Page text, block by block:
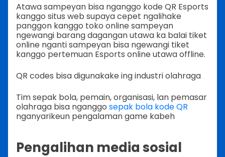
Atawa sampeyan bisa nganggo kode QR Esports
kanggo situs web supaya cepet ngalihake
panggon kanggo toko online sampeyan
ngewangi barang dagangan utawa ka balai tiket
online nganti sampeyan bisa ngewangi tiket
kanggo pertemuan Esports online utawa offline.
QR codes bisa digunakake ing industri olahraga
Tim sepak bola, pemain, organisasi, lan pemasar
olahraga bisa nganggo sepak bola kode QR
nganyarikeun pengalaman game kabeh
Pengalihan media sosial